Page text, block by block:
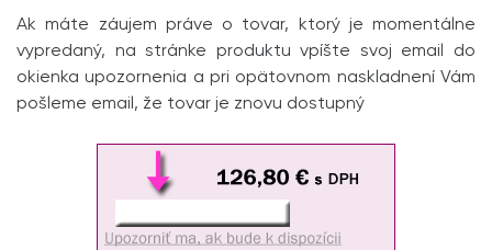
Ak máte záujem práve o tovar, ktorý je momentálne
vypredaný, na stránke produktu vpíšte svoj email do
okienka upozornenia a pri opätovnom naskladnení Vám
pošleme email, že tovar je znovu dostupný